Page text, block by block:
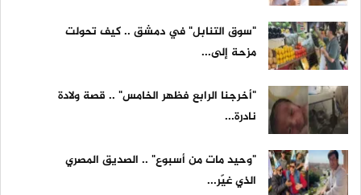
"سوق التنابل" في دمشق .. كيف تحولت
مزحة إلى...
"أخرجنا الرابع فظهر الخامس" .. قصة ولادة
نادرة...
"وحيد مات من أسبوع" .. الصديق المصري
الذي غيّر...